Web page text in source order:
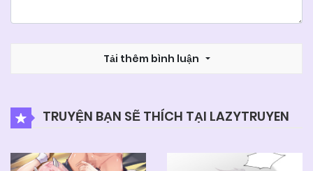
Tải thêm bình luận
TRUYỆN BẠN SẼ THÍCH TẠI LAZYTRUYEN